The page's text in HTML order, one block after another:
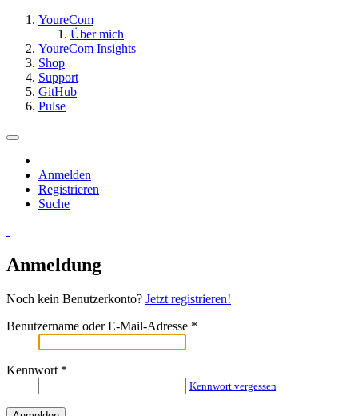
YoureCom
Über mich
YoureCom Insights
Shop
Support
GitHub
Pulse
Anmelden
Registrieren
Suche
Anmeldung
Noch kein Benutzerkonto? Jetzt registrieren!
Benutzername oder E-Mail-Adresse *
Kennwort *
Kennwort vergessen